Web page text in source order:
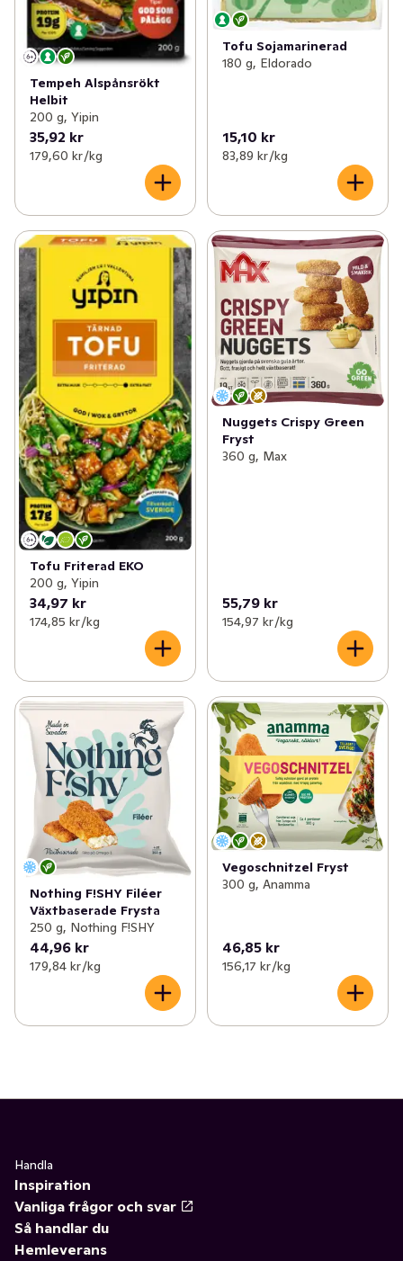
Tempeh Alspånsrökt
Helbit
200 g, Yipin
35,92 kr
179,60 kr /kg
Tofu Sojamarinerad
180 g, Eldorado
15,10 kr
83,89 kr /kg
Tofu Friterad EKO
200 g, Yipin
34,97 kr
174,85 kr /kg
Nuggets Crispy Green
Fryst
360 g, Max
55,79 kr
154,97 kr /kg
Nothing F!SHY Filéer
Växtbaserade Frysta
250 g, Nothing F!SHY
44,96 kr
179,84 kr /kg
Vegoschnitzel Fryst
300 g, Anamma
46,85 kr
156,17 kr /kg
Handla
Inspiration
Vanliga frågor och svar
Så handlar du
Hemleverans